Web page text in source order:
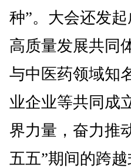
种”。大会还发
高质量发展共同
与中医药领域知
业企业等共同成
界力量，奋力推
五五”期间的跨